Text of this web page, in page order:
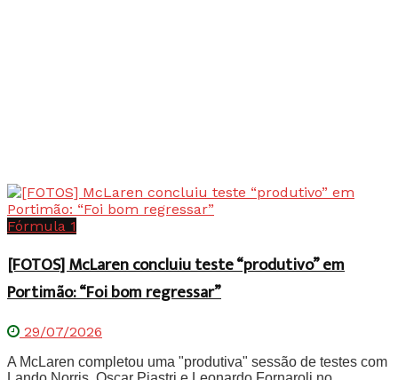
Fórmula 1
[FOTOS] McLaren concluiu teste “produtivo” em
Portimão: “Foi bom regressar”
29/07/2026
A McLaren completou uma "produtiva" sessão de testes com